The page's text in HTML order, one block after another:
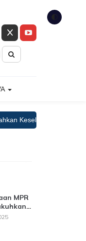
Jemaah Haji
MPR